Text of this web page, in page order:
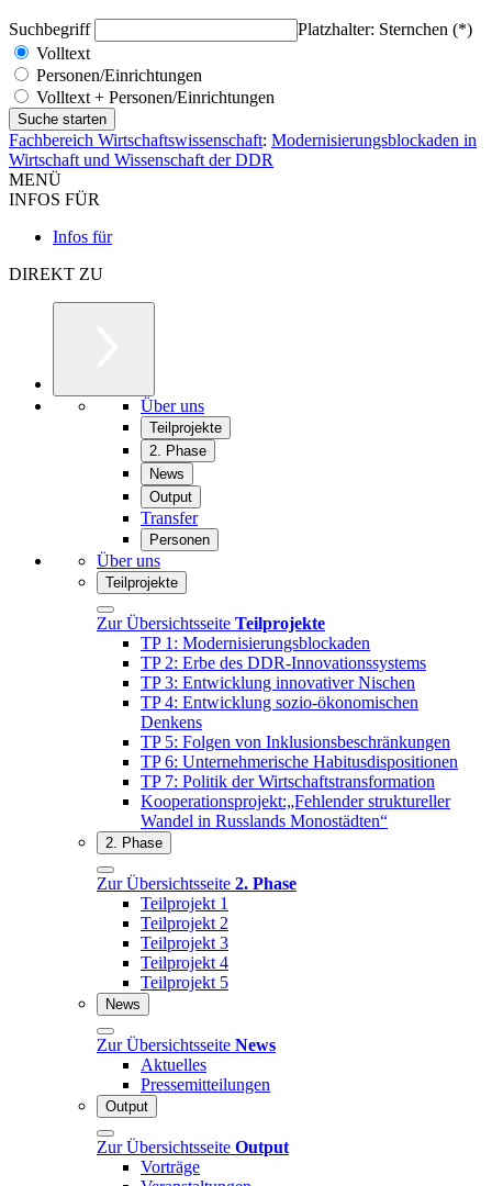
Suchbegriff
Platzhalter: Sternchen (*)
Volltext
Personen/Einrichtungen
Volltext + Personen/Einrichtungen
Fachbereich Wirtschaftswissenschaft: Modernisierungsblockaden in
Wirtschaft und Wissenschaft der DDR
MENÜ
INFOS FÜR
Infos für
DIREKT ZU
Über uns
Teilprojekte
2. Phase
News
Output
Transfer
Personen
Über uns
Teilprojekte
Zur Übersichtsseite Teilprojekte
TP 1: Modernisierungsblockaden
TP 2: Erbe des DDR-Innovationssystems
TP 3: Entwicklung innovativer Nischen
TP 4: Entwicklung sozio-ökonomischen
Denkens
TP 5: Folgen von Inklusionsbeschränkungen
TP 6: Unternehmerische Habitusdispositionen
TP 7: Politik der Wirtschaftstransformation
Kooperationsprojekt:„Fehlender struktureller
Wandel in Russlands Monostädten“
2. Phase
Zur Übersichtsseite 2. Phase
Teilprojekt 1
Teilprojekt 2
Teilprojekt 3
Teilprojekt 4
Teilprojekt 5
News
Zur Übersichtsseite News
Aktuelles
Pressemitteilungen
Output
Zur Übersichtsseite Output
Vorträge